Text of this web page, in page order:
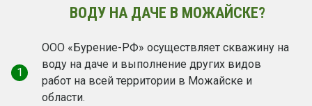
ВОДУ НА ДАЧЕ В МОЖАЙСКЕ?
1
ООО «Бурение-РФ» осуществляет скважину на
воду на даче и выполнение других видов
работ на всей территории в Можайске и
области.